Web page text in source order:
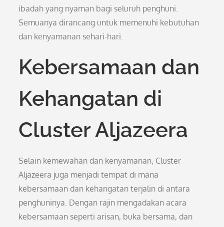
ibadah yang nyaman bagi seluruh penghuni.
Semuanya dirancang untuk memenuhi kebutuhan
dan kenyamanan sehari-hari.
Kebersamaan dan
Kehangatan di
Cluster Aljazeera
Selain kemewahan dan kenyamanan, Cluster
Aljazeera juga menjadi tempat di mana
kebersamaan dan kehangatan terjalin di antara
penghuninya. Dengan rajin mengadakan acara
kebersamaan seperti arisan, buka bersama, dan